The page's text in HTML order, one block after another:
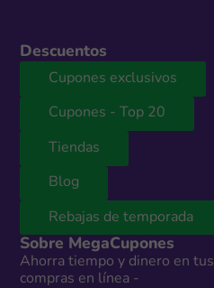
Descuentos
Cupones exclusivos
Cupones - Top 20
Tiendas
Blog
Rebajas de temporada
Sobre MegaCupones
Ahorra tiempo y dinero en tus
compras en línea -